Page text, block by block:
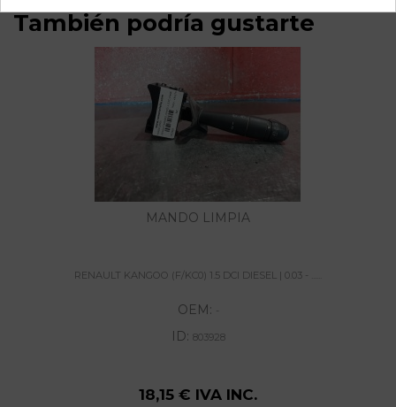
También podría gustarte
MANDO LIMPIA
RENAULT KANGOO (F/KC0) 1.5 DCI DIESEL | 0.03 - ......
OEM: -
ID: 803928
18,15 € IVA INC.